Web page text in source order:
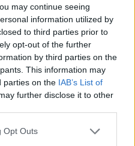
may continue seeing
information utilized by
to third parties prior to
opt-out of the further
by third parties on the
This information may
parties on the IAB’s List of
further disclose it to other
uses one or more Google
Opt Outs
ΚΥΡΙΑΚΗΣ